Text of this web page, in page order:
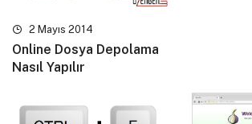
2 Mayıs 2014
Online Dosya Depolama
Nasıl Yapılır